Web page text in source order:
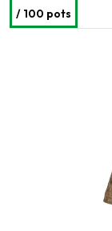
/ 100 pots